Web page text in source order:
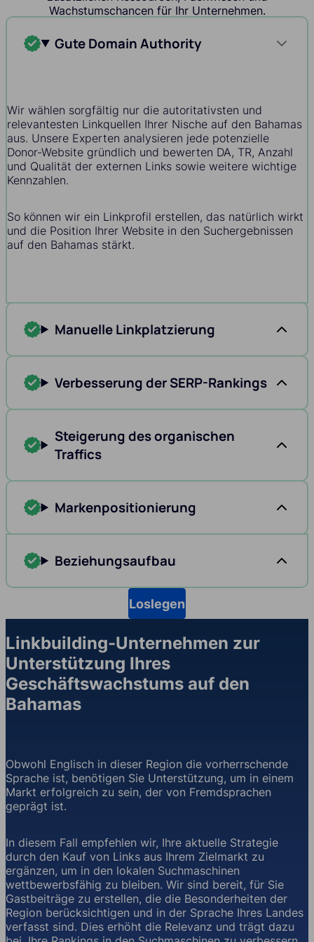
Wachstumschancen für Ihr Unternehmen.
Gute Domain Authority
Wir wählen sorgfältig nur die autoritativsten und
relevantesten Linkquellen Ihrer Nische auf den Bahamas
aus. Unsere Experten analysieren jede potenzielle
Donor-Website gründlich und bewerten DA, TR, Anzahl
und Qualität der externen Links sowie weitere wichtige
Kennzahlen.
So können wir ein Linkprofil erstellen, das natürlich wirkt
und die Position Ihrer Website in den Suchergebnissen
auf den Bahamas stärkt.
Manuelle Linkplatzierung
Verbesserung der SERP-Rankings
Steigerung des organischen
Traffics
Markenpositionierung
Beziehungsaufbau
Loslegen
Linkbuilding-Unternehmen zur
Unterstützung Ihres
Geschäftswachstums auf den
Bahamas
Obwohl Englisch in dieser Region die vorherrschende
Sprache ist, benötigen Sie Unterstützung, um in einem
Markt erfolgreich zu sein, der von Fremdsprachen
geprägt ist.
In diesem Fall empfehlen wir, Ihre aktuelle Strategie
durch den Kauf von Links aus Ihrem Zielmarkt zu
ergänzen, um in den lokalen Suchmaschinen
wettbewerbsfähig zu bleiben. Wir sind bereit, für Sie
Gastbeiträge zu erstellen, die die Besonderheiten der
Region berücksichtigen und in der Sprache Ihres Landes
verfasst sind. Dies erhöht die Relevanz und trägt dazu